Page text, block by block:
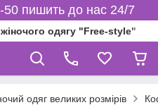
пишить до нас 24/7
одягу "Free-style"
одяг великих розмірів